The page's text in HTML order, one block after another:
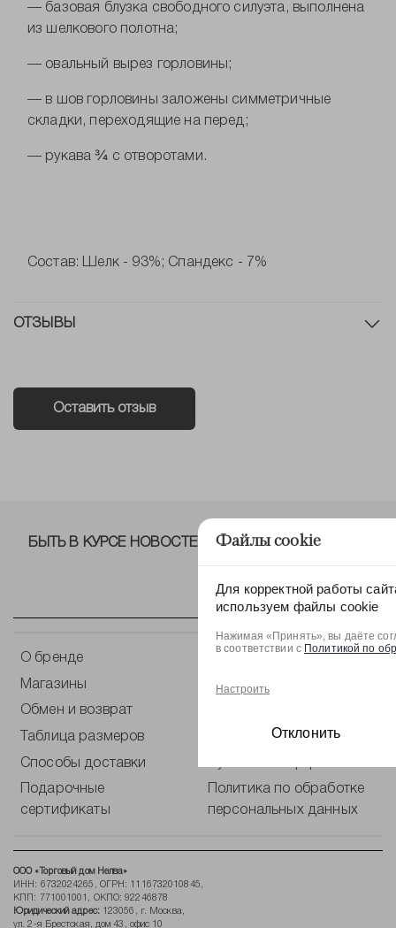
— базовая блузка свободного силуэта, выполнена
из шелкового полотна;
— овальный вырез горловины;
— в шов горловины заложены симметричные
складки, переходящие на перед;
— рукава ¾ с отворотами.
Состав: Шелк - 93%; Спандекс - 7%
ОТЗЫВЫ
Оставить отзыв
О бренде
Магазины Оплата
Обмен и возврат
Таблица размеров
Способы доставки
Подарочные
сертификаты
Политика по обработке
персональных данных
ООО «Торговый дом Нелва»
ИНН: 6732024265, ОГРН: 1116732010845,
КПП: 771001001, ОКПО: 92246878
Юридический адрес:123056, г. Москва,
ул. 2-я Брестская, дом 43, офис 10
БЫТЬ В КУРСЕ НОВОСТЕЙ ОТ NELVA!
Файлы cookie
Для корректной работы
используем файлы cookie
Нажимая «Принять», вы даёте
в соответствии с Политикой по
Настроить
Отклонить